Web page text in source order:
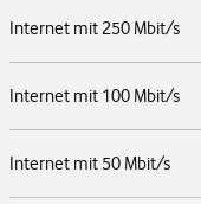
Internet mit 250 Mbit/s
Internet mit 100 Mbit/s
Internet mit 50 Mbit/s